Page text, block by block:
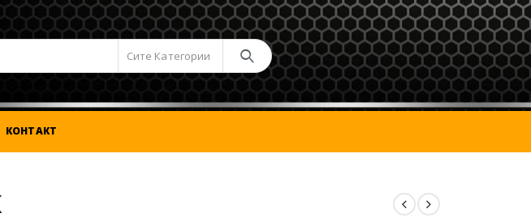
Сите Категории
КОНТАКТ